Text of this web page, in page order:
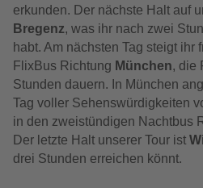
erkunden. Der nächste Halt auf
Bregenz, was ihr nach zwei
habt. Am nächsten Tag steigt ihr
FlixBus Richtung München, die
Stunden dauern. In München
Tag voller Sehenswürdigkeiten
in den zweistündigen Nachtbus
Der letzte Halt unserer Tour ist
drei Stunden erreichen könnt.